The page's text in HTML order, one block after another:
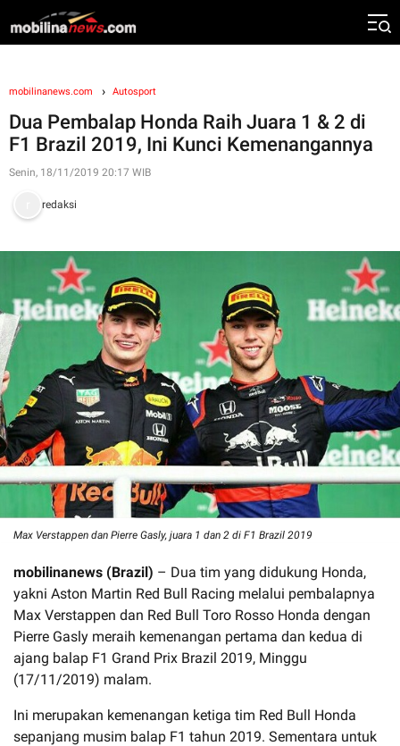
mobilinanews.com Autosport
Dua Pembalap Honda Raih Juara 1 & 2 di
F1 Brazil 2019, Ini Kunci Kemenangannya
Senin, 18/11/2019 20:17 WIB
redaksi
Max Verstappen dan Pierre Gasly, juara 1 dan 2 di F1 Brazil 2019
mobilinanews (Brazil) – Dua tim yang didukung Honda,
yakni Aston Martin Red Bull Racing melalui pembalapnya
Max Verstappen dan Red Bull Toro Rosso Honda dengan
Pierre Gasly meraih kemenangan pertama dan kedua di
ajang balap F1 Grand Prix Brazil 2019, Minggu
(17/11/2019) malam.
Ini merupakan kemenangan ketiga tim Red Bull Honda
sepanjang musim balap F1 tahun 2019. Sementara untuk